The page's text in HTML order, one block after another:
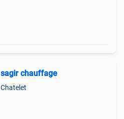
sagir chauffage
Chatelet